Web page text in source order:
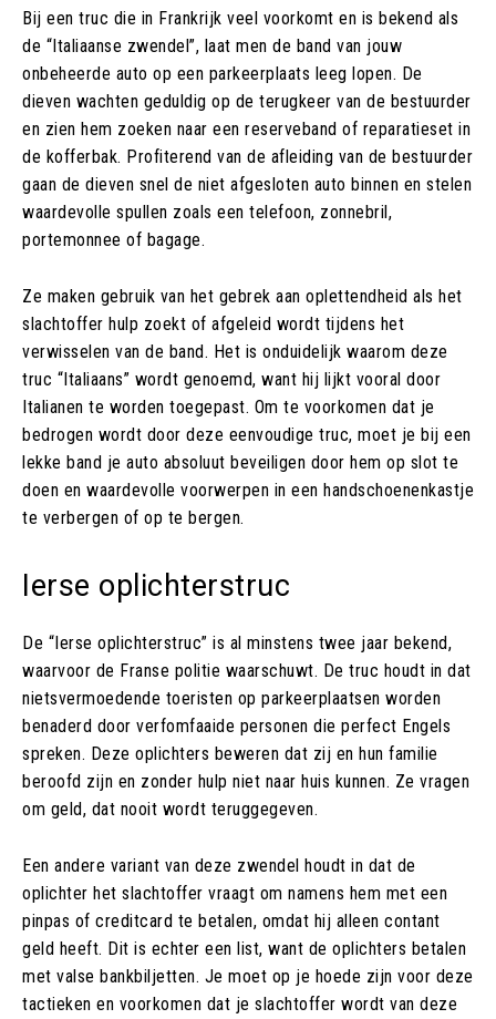
Bij een truc die in Frankrijk veel voorkomt en is bekend als
de “Italiaanse zwendel”, laat men de band van jouw
onbeheerde auto op een parkeerplaats leeg lopen. De
dieven wachten geduldig op de terugkeer van de bestuurder
en zien hem zoeken naar een reserveband of reparatieset in
de kofferbak. Profiterend van de afleiding van de bestuurder
gaan de dieven snel de niet afgesloten auto binnen en stelen
waardevolle spullen zoals een telefoon, zonnebril,
portemonnee of bagage.
Ze maken gebruik van het gebrek aan oplettendheid als het
slachtoffer hulp zoekt of afgeleid wordt tijdens het
verwisselen van de band. Het is onduidelijk waarom deze
truc “Italiaans” wordt genoemd, want hij lijkt vooral door
Italianen te worden toegepast. Om te voorkomen dat je
bedrogen wordt door deze eenvoudige truc, moet je bij een
lekke band je auto absoluut beveiligen door hem op slot te
doen en waardevolle voorwerpen in een handschoenenkastje
te verbergen of op te bergen.
Ierse oplichterstruc
De “Ierse oplichterstruc” is al minstens twee jaar bekend,
waarvoor de Franse politie waarschuwt. De truc houdt in dat
nietsvermoedende toeristen op parkeerplaatsen worden
benaderd door verfomfaaide personen die perfect Engels
spreken. Deze oplichters beweren dat zij en hun familie
beroofd zijn en zonder hulp niet naar huis kunnen. Ze vragen
om geld, dat nooit wordt teruggegeven.
Een andere variant van deze zwendel houdt in dat de
oplichter het slachtoffer vraagt om namens hem met een
pinpas of creditcard te betalen, omdat hij alleen contant
geld heeft. Dit is echter een list, want de oplichters betalen
met valse bankbiljetten. Je moet op je hoede zijn voor deze
tactieken en voorkomen dat je slachtoffer wordt van deze